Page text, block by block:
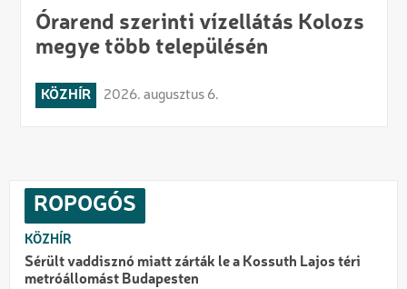
Órarend szerinti vízellátás Kolozs
megye több településén
KÖZHÍR 2026. augusztus 6.
ROPOGÓS
KÖZHÍR
Sérült vaddisznó miatt zárták le a Kossuth Lajos téri
metróállomást Budapesten